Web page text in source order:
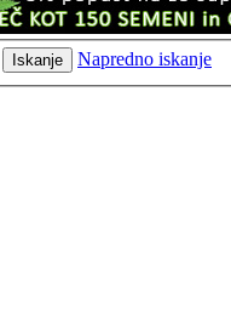
Iskanje Napredno iskanje